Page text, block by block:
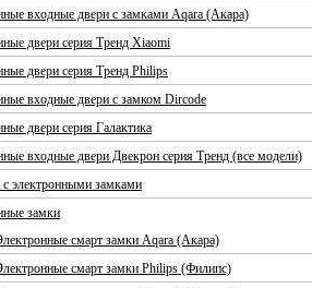
входные двери с замками Aqara (Акара)
двери серия Тренд Xiaomi
двери серия Тренд Philips
входные двери с замком Dircode
двери серия Галактика
входные двери Двекрон серия Тренд (все модели)
электронными замками
замки
смарт замки Aqara (Акара)
смарт замки Philips (Филипс)